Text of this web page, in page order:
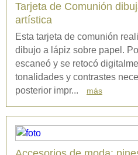
Tarjeta de Comunión
artística
Esta tarjeta de comunión
dibujo a lápiz sobre papel.
escaneó y se retocó
tonalidades y contrastes
posterior impr...
más